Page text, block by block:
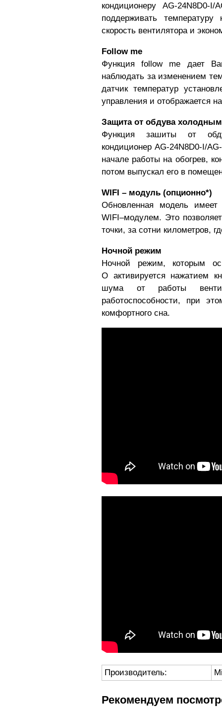
кондиционеру AG-24N8D0-I/
поддерживать
скорость вентилятора и
Follow me
Функция follow me дает
наблюдать за изменением
датчик температур
управления и отображается
Защита от обдува
Функция зашиты от
кондиционерAG-24N8D0-I/
начале работы на обогрев,
потом выпускал его в
WIFI – модуль (опционно*)
Обновленная модель имеет
WIFI–модулем. Это
точки, за сотни километров,
Ночной режим
Ночной режим, которым
O активируется нажатием
шума от работы
работоспособности, при
комфортного сна.
Производитель:
Рекомендуем